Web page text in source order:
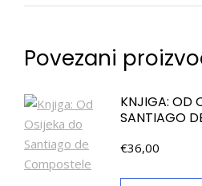
Povezani
KNJIGA: OD
SANTIAGO
€36,00